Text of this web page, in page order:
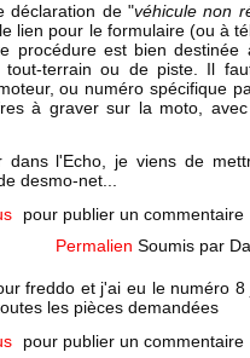
déclaration de "véhicule non
lien pour le formulaire (ou à
procédure est bien destinée
tout-terrain ou de piste. Il
ou numéro spécifique
à graver sur la moto,
l'Echo, je viens de
desmo-net...
pour publier un commentaire
Permalien Soumis par
freddo et j'ai eu le numéro
les pièces demandées
pour publier un commentaire